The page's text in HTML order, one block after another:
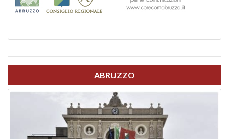
ABRUZZO